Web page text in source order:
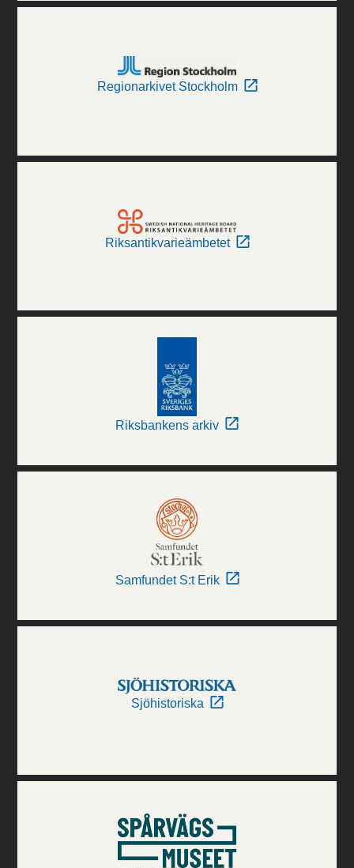
Regionarkivet Stockholm
Riksantikvarieämbetet
Riksbankens arkiv
Samfundet S:t Erik
Sjöhistoriska